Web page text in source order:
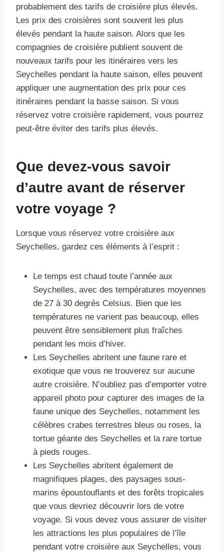
probablement des tarifs de croisière plus élevés.
Les prix des croisières sont souvent les plus
élevés pendant la haute saison. Alors que les
compagnies de croisière publient souvent de
nouveaux tarifs pour les itinéraires vers les
Seychelles pendant la haute saison, elles peuvent
appliquer une augmentation des prix pour ces
itinéraires pendant la basse saison. Si vous
réservez votre croisière rapidement, vous pourrez
peut-être éviter des tarifs plus élevés.
Que devez-vous savoir
d’autre avant de réserver
votre voyage ?
Lorsque vous réservez votre croisière aux
Seychelles, gardez ces éléments à l’esprit :
Le temps est chaud toute l’année aux
Seychelles, avec des températures moyennes
de 27 à 30 degrés Celsius. Bien que les
températures ne varient pas beaucoup, elles
peuvent être sensiblement plus fraîches
pendant les mois d’hiver.
Les Seychelles abritent une faune rare et
exotique que vous ne trouverez sur aucune
autre croisière. N’oubliez pas d’emporter votre
appareil photo pour capturer des images de la
faune unique des Seychelles, notamment les
célèbres crabes terrestres bleus ou roses, la
tortue géante des Seychelles et la rare tortue
à pieds rouges.
Les Seychelles abritent également de
magnifiques plages, des paysages sous-
marins époustouflants et des forêts tropicales
que vous devriez découvrir lors de votre
voyage. Si vous devez vous assurer de visiter
les attractions les plus populaires de l’île
pendant votre croisière aux Seychelles, vous